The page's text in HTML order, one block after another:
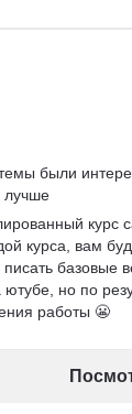
были
лучше
курс
вам
базовые
но по
работы 😬